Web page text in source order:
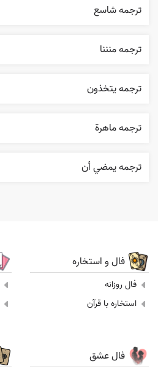
ترجمه شاسع
ترجمه منننا
ترجمه يتخذون
ترجمه ماهرة
ترجمه يمضي أن
فال و استخاره
فال روزانه
استخاره با قرآن
فال عشق